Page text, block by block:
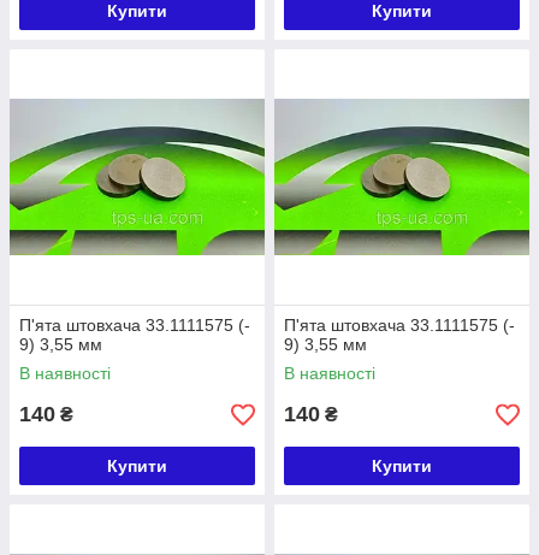
Купити Купити
П'ята штовхача 33.1111575 (-
9) 3,55 мм
В наявності
140 ₴
Купити
П'ята штовхача 33.1111575 (-
9) 3,55 мм
В наявності
140 ₴
Купити